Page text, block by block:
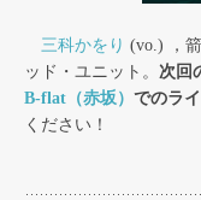
三科かをり (vo.) ，
ッド・ユニット。 次回
B-flat（赤坂） でのラ
ください！